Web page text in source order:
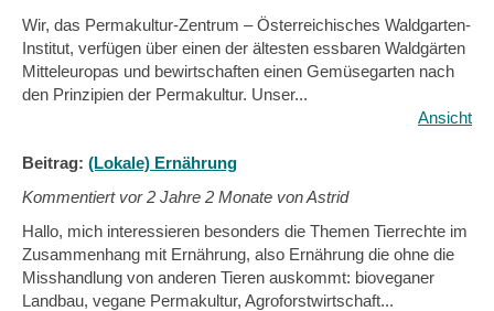
Wir, das Permakultur-Zentrum – Österreichisches Waldgarten-
Institut, verfügen über einen der ältesten essbaren Waldgärten
Mitteleuropas und bewirtschaften einen Gemüsegarten nach
den Prinzipien der Permakultur. Unser...
Ansicht
Beitrag: (Lokale) Ernährung
Kommentiert vor2 Jahre 2 Monate von Astrid
Hallo, mich interessieren besonders die Themen Tierrechte im
Zusammenhang mit Ernährung, also Ernährung die ohne die
Misshandlung von anderen Tieren auskommt: bioveganer
Landbau, vegane Permakultur, Agroforstwirtschaft...